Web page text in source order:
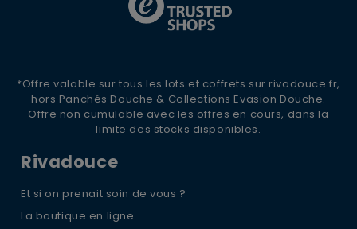
*Offre valable sur tous les lots et coffrets sur rivadouce.fr,
hors Panchés Douche & Collections Evasion Douche.
Offre non cumulable avec les offres en cours, dans la
limite des stocks disponibles.
Rivadouce
Et si on prenait soin de vous ?
La boutique en ligne